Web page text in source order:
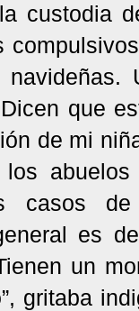
custodia
que
de mi
casos
es
un
gritaba